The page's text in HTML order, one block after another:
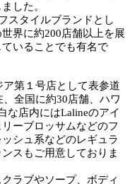
した。
スタイルブランドとし
界に約200店舗以上を展
いることでも有名で
ア第１号店として表参道
全国に約30店舗、ハワ
な店内にはLalineのアイ
ーブロッサムなどのフ
シュ系などのレギュラ
スもご用意しておりま
ラブやソープ、ボディ